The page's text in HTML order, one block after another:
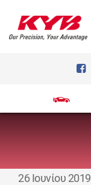
26 Ιουνίου 2019